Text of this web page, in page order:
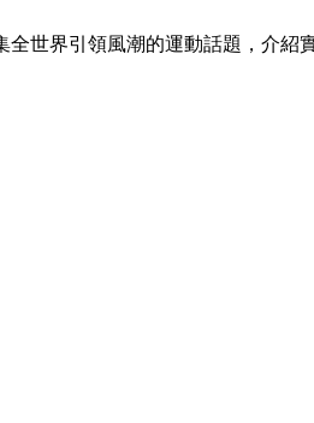
世界引領風潮的運動話題，介紹